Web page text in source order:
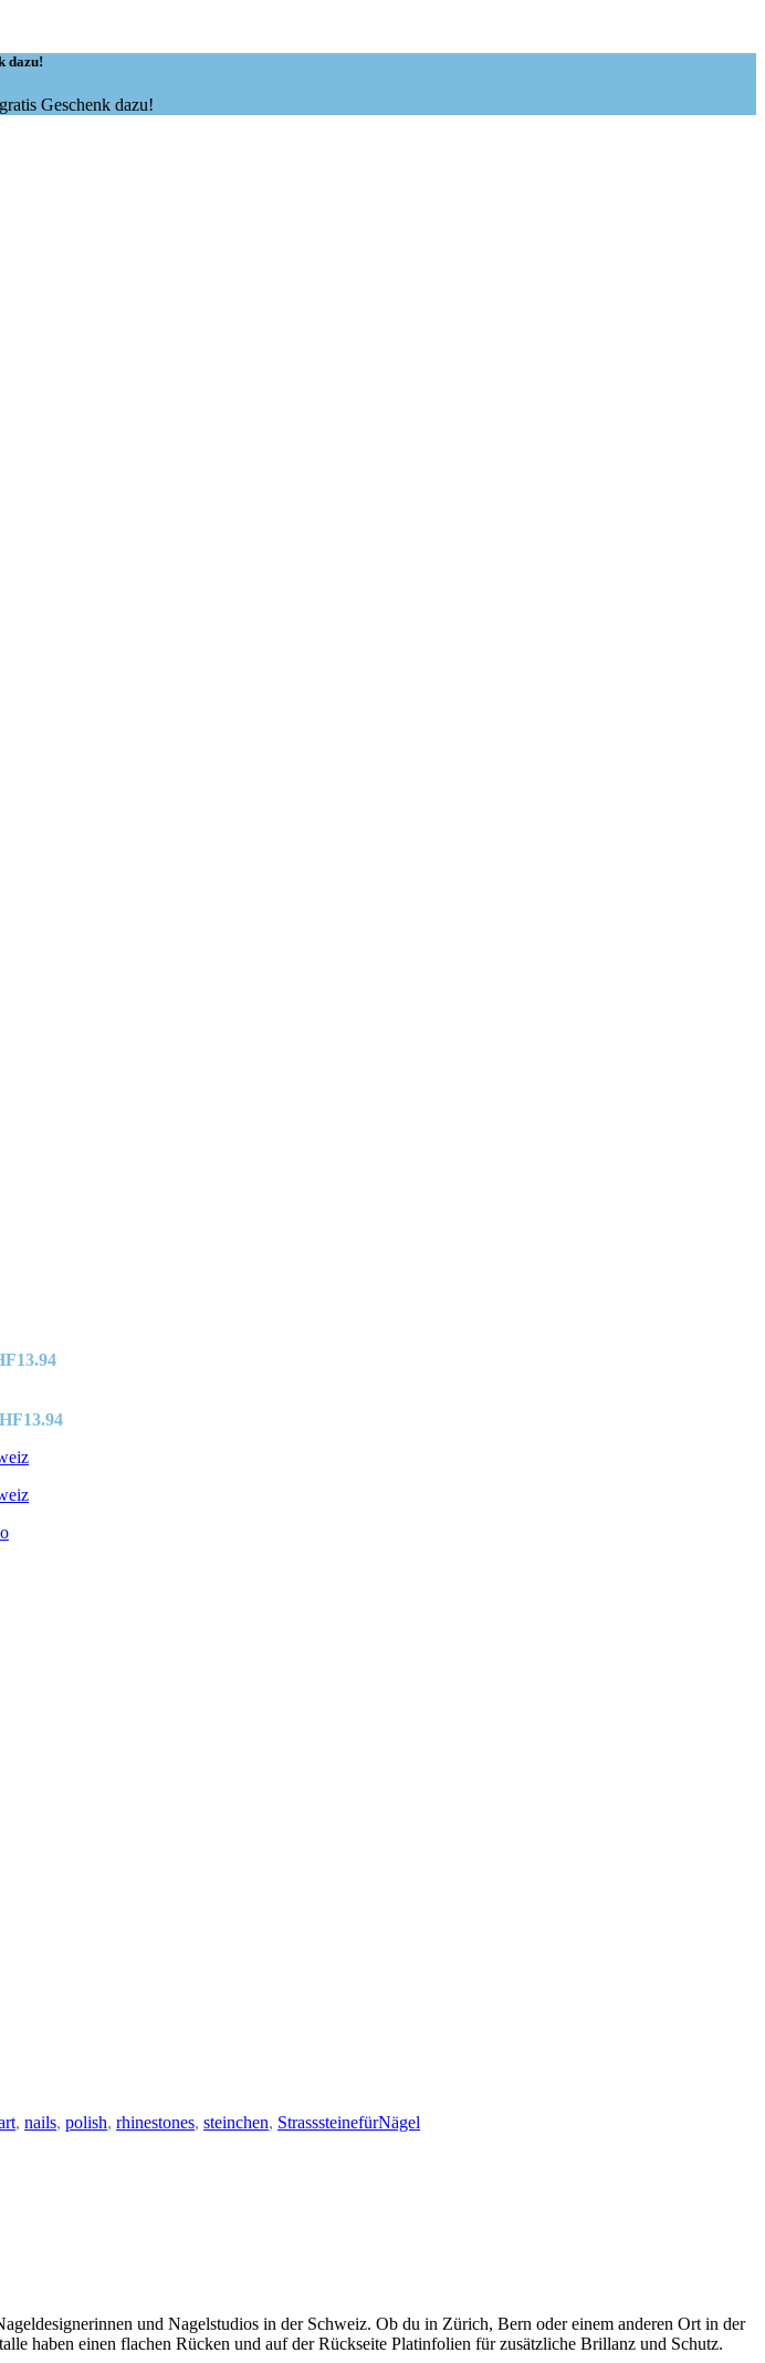
dazu!
Geschenk dazu!
, nails, polish, rhinestones, steinchen, StrasssteinefürNägel
und Nagelstudios in der Schweiz. Ob du in Zürich, Bern oder einem anderen Ort in der
haben einen flachen Rücken und auf der Rückseite Platinfolien für zusätzliche Brillanz und Schutz.